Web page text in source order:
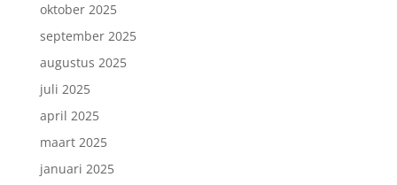
oktober 2025
september 2025
augustus 2025
juli 2025
april 2025
maart 2025
januari 2025